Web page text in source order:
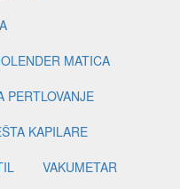
MATICA
PERTLOVANJE
KAPILARE
VAKUMETAR